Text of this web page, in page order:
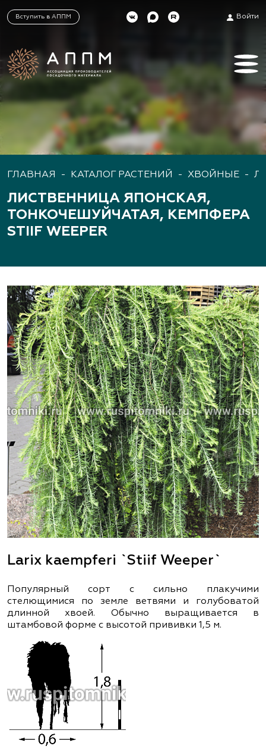
Вступить в АППМ Войти
ГЛАВНАЯ - КАТАЛОГ РАСТЕНИЙ - ХВОЙНЫЕ -
ЛИСТВЕННИЦА ЯПОНСКАЯ,
ТОНКОЧЕШУЙЧАТАЯ, КЕМПФЕРА
STIIF WEEPER
Larix kaempferi `Stiif Weeper`
Популярный сорт с сильно плакучими
стелющимися по земле ветвями и голубоватой
длинной хвоей. Обычно выращивается в
штамбовой форме с высотой прививки 1,5 м.